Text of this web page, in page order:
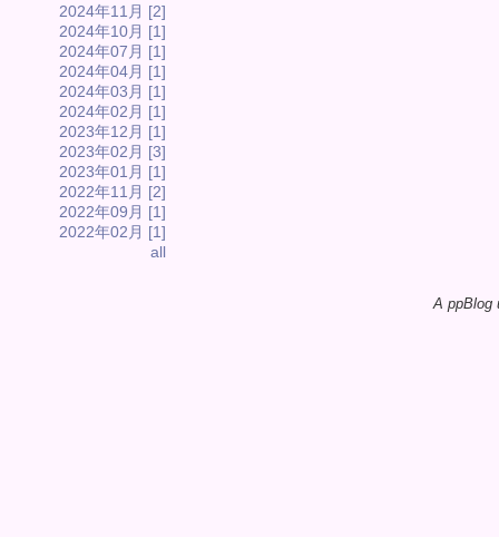
2024年11月 [2]
2024年10月 [1]
2024年07月 [1]
2024年04月 [1]
2024年03月 [1]
2024年02月 [1]
2023年12月 [1]
2023年02月 [3]
2023年01月 [1]
2022年11月 [2]
2022年09月 [1]
2022年02月 [1]
all
A ppBlog